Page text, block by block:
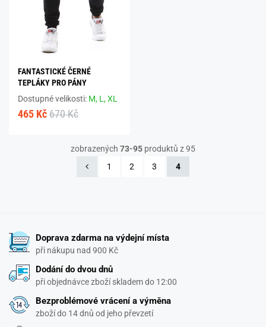
FANTASTICKÉ ČERNÉ
TEPLÁKY PRO PÁNY
Dostupné velikosti: M, L,XL
465 Kč 670 Kč
zobrazených 73-95produktů z 95
1
2 3 4
Doprava zdarma na výdejní místa
při nákupu nad 900 Kč
Dodání do dvou dnů
při objednávce zboží skladem do 12:00
Bezproblémové vrácení a výměna
zboží do 14 dnů od jeho převzetí